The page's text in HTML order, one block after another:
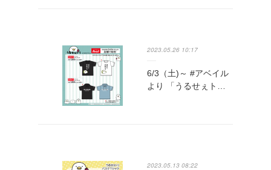
2023.05.26 10:17
6/3（土)～ #アベイル
より 「うるせぇト…
2023.05.13 08:22